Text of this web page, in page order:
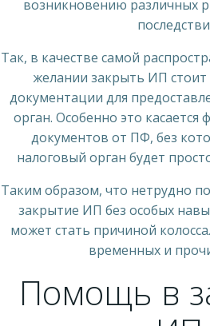
возникновению различных
Так, в качестве самой
желании закрыть ИП стоит
документации для
орган. Особенно это
документов от ПФ, без
налоговый орган будет
Таким образом, что нетрудно
закрытие ИП без особых
может стать причиной
временных и
Помощь в